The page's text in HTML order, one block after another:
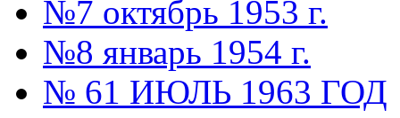
№7 октябрь 1953 г.
№8 январь 1954 г.
№ 61 ИЮЛЬ 1963 ГОД